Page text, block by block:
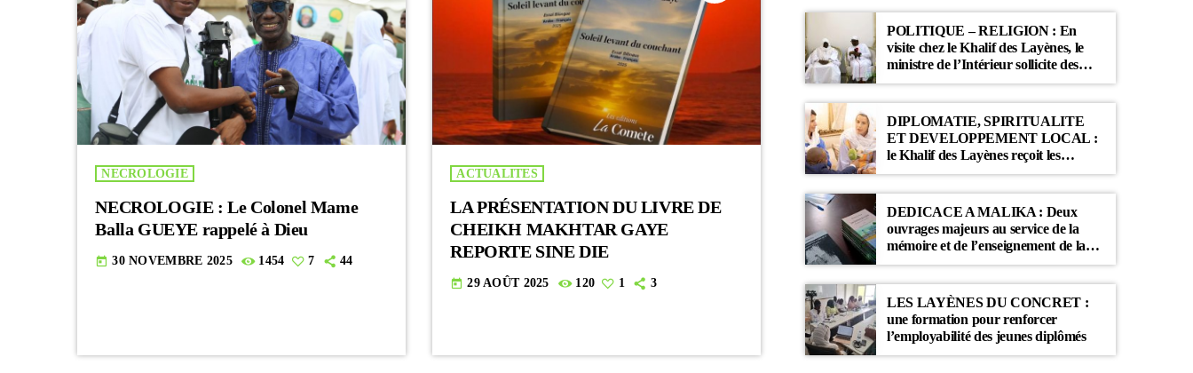
NECROLOGIE
NECROLOGIE : Le Colonel Mame
Balla GUEYE rappelé à Dieu
today 30 NOVEMBRE 2025 1454 7 44
ACTUALITES
LA PRÉSENTATION DU LIVRE DE
CHEIKH MAKHTAR GAYE
REPORTE SINE DIE
today 29 AOÛT 2025 120 1 3
POLITIQUE – RELIGION : En
visite chez le Khalif des Layènes, le
ministre de l’Intérieur sollicite des
prières pour le Sénégal
DIPLOMATIE, SPIRITUALITE
ET DEVELOPPEMENT LOCAL :
le Khalif des Layènes reçoit les
ambassadrices de Belgique et des
Pays-Bas
DEDICACE A MALIKA : Deux
ouvrages majeurs au service de la
mémoire et de l’enseignement de la
Communauté Layène
LES LAYÈNES DU CONCRET :
une formation pour renforcer
l’employabilité des jeunes diplômés